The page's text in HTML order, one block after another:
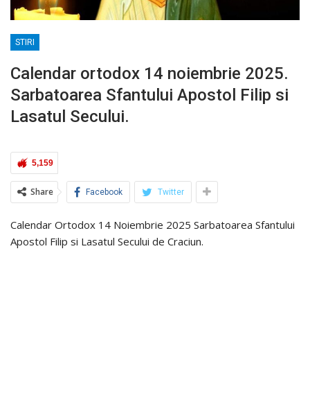
STIRI
Calendar ortodox 14 noiembrie 2025.
Sarbatoarea Sfantului Apostol Filip si
Lasatul Secului.
5,159
Share Facebook Twitter
Calendar Ortodox 14 Noiembrie 2025 Sarbatoarea Sfantului
Apostol Filip si Lasatul Secului de Craciun.